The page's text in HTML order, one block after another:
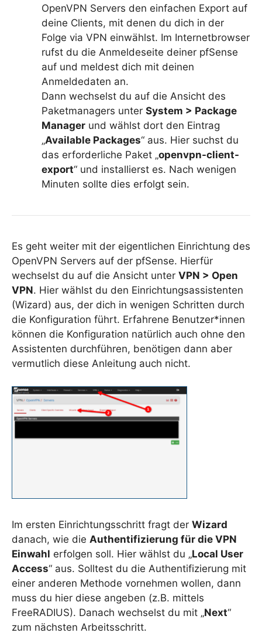
OpenVPN Servers den einfachen Export auf
deine Clients, mit denen du dich in der
Folge via VPN einwählst. Im Internetbrowser
rufst du die Anmeldeseite deiner pfSense
auf und meldest dich mit deinen
Anmeldedaten an.
Dann wechselst du auf die Ansicht des
Paketmanagers unter System > Package
Manager und wählst dort den Eintrag
„Available Packages“ aus. Hier suchst du
das erforderliche Paket „openvpn-client-
export“ und installierst es. Nach wenigen
Minuten sollte dies erfolgt sein.
Es geht weiter mit der eigentlichen Einrichtung des
OpenVPN Servers auf der pfSense. Hierfür
wechselst du auf die Ansicht unter VPN > Open
VPN. Hier wählst du den Einrichtungsassistenten
(Wizard) aus, der dich in wenigen Schritten durch
die Konfiguration führt. Erfahrene Benutzer*innen
können die Konfiguration natürlich auch ohne den
Assistenten durchführen, benötigen dann aber
vermutlich diese Anleitung auch nicht.
Im ersten Einrichtungsschritt fragt der Wizard
danach, wie die Authentifizierung für die VPN
Einwahl erfolgen soll. Hier wählst du „Local User
Access“ aus. Solltest du die Authentifizierung mit
einer anderen Methode vornehmen wollen, dann
muss du hier diese angeben (z.B. mittels
FreeRADIUS). Danach wechselst du mit „Next“
zum nächsten Arbeitsschritt.